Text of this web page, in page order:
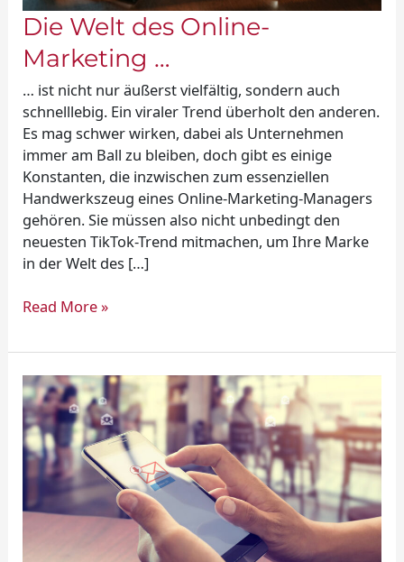
Die Welt des Online-
Marketing …
… ist nicht nur äußerst vielfältig, sondern auch
schnelllebig. Ein viraler Trend überholt den anderen.
Es mag schwer wirken, dabei als Unternehmen
immer am Ball zu bleiben, doch gibt es einige
Konstanten, die inzwischen zum essenziellen
Handwerkszeug eines Online-Marketing-Managers
gehören. Sie müssen also nicht unbedingt den
neuesten TikTok-Trend mitmachen, um Ihre Marke
in der Welt des […]
Read More »
Marketing